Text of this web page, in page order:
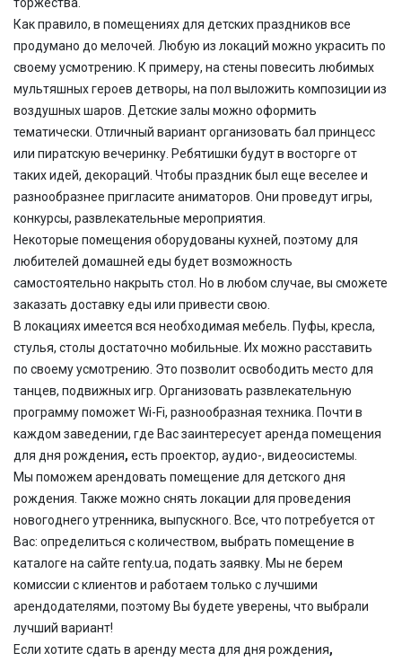
Как правило, в помещениях для детских праздников все
продумано до мелочей. Любую из локаций можно украсить по
своему усмотрению. К примеру, на стены повесить любимых
мультяшных героев детворы, на пол выложить композиции из
воздушных шаров. Детские залы можно оформить
тематически. Отличный вариант организовать бал принцесс
или пиратскую вечеринку. Ребятишки будут в восторге от
таких идей, декораций. Чтобы праздник был еще веселее и
разнообразнее пригласите аниматоров. Они проведут игры,
конкурсы, развлекательные мероприятия.
Некоторые помещения оборудованы кухней, поэтому для
любителей домашней еды будет возможность
самостоятельно накрыть стол. Но в любом случае, вы сможете
заказать доставку еды или привести свою.
В локациях имеется вся необходимая мебель. Пуфы, кресла,
стулья, столы достаточно мобильные. Их можно расставить
по своему усмотрению. Это позволит освободить место для
танцев, подвижных игр. Организовать развлекательную
программу поможет Wi-Fi, разнообразная техника. Почти в
каждом заведении, где Вас заинтересуетаренда помещения
для дня рождения, есть проектор, аудио-, видеосистемы.
Мы поможем арендовать помещение для детского дня
рождения. Также можно снять локации для проведения
новогоднего утренника, выпускного. Все, что потребуется от
Вас: определиться с количеством, выбрать помещение в
каталоге на сайте renty.ua, подать заявку. Мы не берем
комиссии с клиентов и работаем только с лучшими
арендодателями, поэтому Вы будете уверены, что выбрали
лучший вариант!
Если хотите сдать в аренду места для дня рождения,